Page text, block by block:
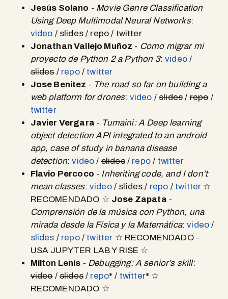
Jesús Solano - Movie Genre Classification
Using Deep Multimodal Neural Networks:
video /slides/repo/twitter
Jonathan Vallejo Muñoz - Como migrar mi
proyecto de Python 2 a Python 3:video/
slides/ repo/ twitter
Jose Benitez - The road so far on building a
web platform for drones: video /slides/repo/
twitter
Javier Vergara - Tumaini: A Deep learning
object detection API integrated to an android
app, case of study in banana disease
detection:video /slides/ repo/ twitter
Flavio Percoco - Inheriting code, and I don’t
mean classes: video/slides/ repo / twitter ☆
RECOMENDADO ☆ Jose Zapata -
Comprensión de la música con Python, una
mirada desde la Física y la Matemática:video /
slides / repo/ twitter ☆ RECOMENDADO -
USA JUPYTER LAB Y RISE ☆
Milton Lenis - Debugging: A senior’s skill:
video/slides/ repo* / twitter* ☆
RECOMENDADO ☆